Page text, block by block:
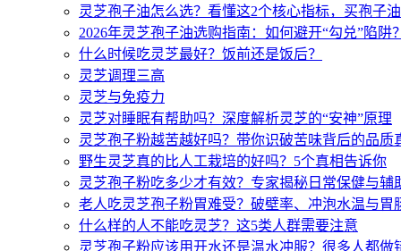
灵芝孢子油怎么选？看懂这2个核心指标，买孢子
2026年灵芝孢子油选购指南：如何避开“勾兑”陷阱
什么时候吃灵芝最好？饭前还是饭后？
灵芝调理三高
灵芝与免疫力
灵芝对睡眠有帮助吗？深度解析灵芝的“安神”原理
灵芝孢子粉越苦越好吗？带你识破苦味背后的品质
野生灵芝真的比人工栽培的好吗？5个真相告诉你
灵芝孢子粉吃多少才有效？专家揭秘日常保健与辅
老人吃灵芝孢子粉胃难受？破壁率、冲泡水温与胃
什么样的人不能吃灵芝？这5类人群需要注意
灵芝孢子粉应该用开水还是温水冲服？很多人都做